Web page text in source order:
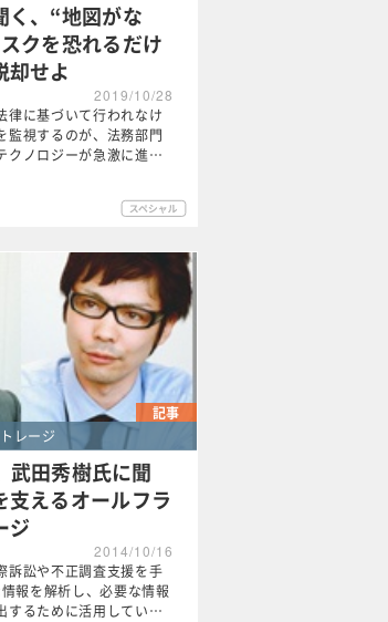
く、“地図がな
クを恐れるだけ
却せよ
2019/10/28
律に基づいて行われなけ
監視するのが、法務部門
クノロジーが急激に進…
記事
レージ
武田秀樹氏に聞
支えるオールフラ
ジ
2014/10/16
訴訟や不正調査支援を手
報を解析し、必要な情報
するために活用してい…